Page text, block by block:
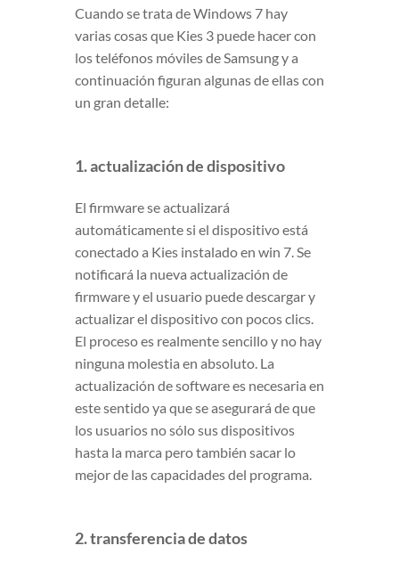
Cuando se trata de Windows 7 hay
varias cosas que Kies 3 puede hacer con
los teléfonos móviles de Samsung y a
continuación figuran algunas de ellas con
un gran detalle:
1. actualización de dispositivo
El firmware se actualizará
automáticamente si el dispositivo está
conectado a Kies instalado en win 7. Se
notificará la nueva actualización de
firmware y el usuario puede descargar y
actualizar el dispositivo con pocos clics.
El proceso es realmente sencillo y no hay
ninguna molestia en absoluto. La
actualización de software es necesaria en
este sentido ya que se asegurará de que
los usuarios no sólo sus dispositivos
hasta la marca pero también sacar lo
mejor de las capacidades del programa.
2. transferencia de datos